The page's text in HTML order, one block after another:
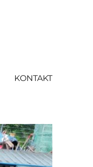
KONTAKT